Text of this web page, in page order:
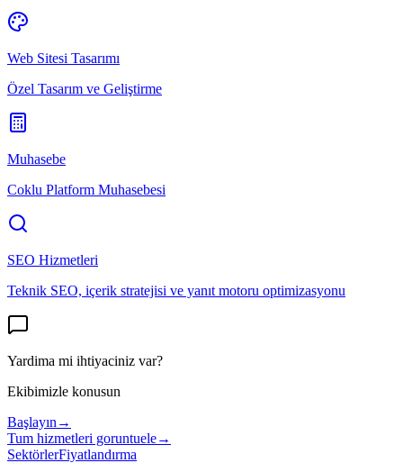
Web Sitesi Tasarımı
Özel Tasarım ve Geliştirme
Muhasebe
Coklu Platform Muhasebesi
SEO Hizmetleri
Teknik SEO, içerik stratejisi ve yanıt motoru optimizasyonu
Yardima mi ihtiyaciniz var?
Ekibimizle konusun
Başlayın →
Tum hizmetleri goruntuele→
SektörlerFiyatlandırma